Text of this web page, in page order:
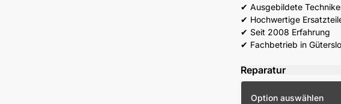
✔ Ausgebildete
✔ Hochwertige
✔ Seit 2008 Erfahrung
✔ Fachbetrieb in
Reparatur